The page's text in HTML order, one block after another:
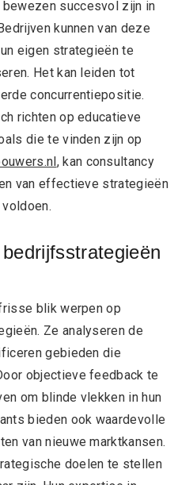
succesvol zijn in
kunnen van deze
eigen strategieën te
Het kan leiden tot
concurrentiepositie.
richten op educatieve
die te vinden zijn op
, kan consultancy
van effectieve strategieën
blik werpen op
Ze analyseren de
gebieden die
objectieve feedback te
om blinde vlekken in hun
bieden ook waardevolle
van nieuwe marktkansen.
doelen te stellen